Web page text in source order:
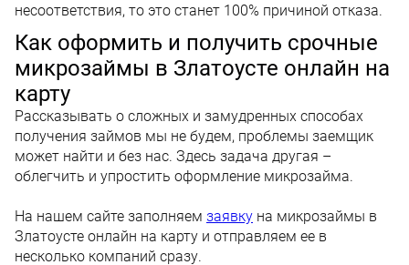
несоответствия, то это станет 100% причиной отказа.
Как оформить и получить срочные
микрозаймы в Златоусте онлайн на
карту
Рассказывать о сложных и замудренных способах
получения займов мы не будем, проблемы заемщик
может найти и без нас. Здесь задача другая –
облегчить и упростить оформление микрозайма.
На нашем сайте заполняем заявку на микрозаймы в
Златоусте онлайн на карту и отправляем ее в
несколько компаний сразу.